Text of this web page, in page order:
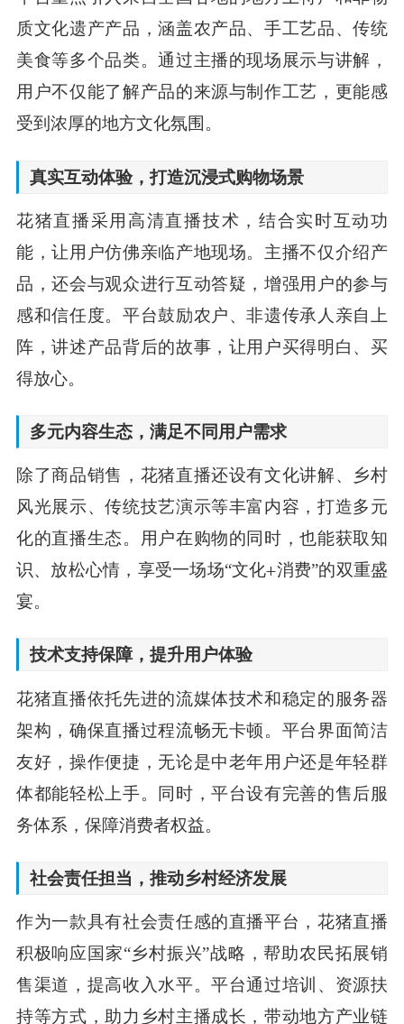
质文化遗产产品，涵盖农产品、手工艺品、传统
美食等多个品类。通过主播的现场展示与讲解，
用户不仅能了解产品的来源与制作工艺，更能感
受到浓厚的地方文化氛围。
真实互动体验，打造沉浸式购物场景
花猪直播采用高清直播技术，结合实时互动功
能，让用户仿佛亲临产地现场。主播不仅介绍产
品，还会与观众进行互动答疑，增强用户的参与
感和信任度。平台鼓励农户、非遗传承人亲自上
阵，讲述产品背后的故事，让用户买得明白、买
得放心。
多元内容生态，满足不同用户需求
除了商品销售，花猪直播还设有文化讲解、乡村
风光展示、传统技艺演示等丰富内容，打造多元
化的直播生态。用户在购物的同时，也能获取知
识、放松心情，享受一场场“文化+消费”的双重盛
宴。
技术支持保障，提升用户体验
花猪直播依托先进的流媒体技术和稳定的服务器
架构，确保直播过程流畅无卡顿。平台界面简洁
友好，操作便捷，无论是中老年用户还是年轻群
体都能轻松上手。同时，平台设有完善的售后服
务体系，保障消费者权益。
社会责任担当，推动乡村经济发展
作为一款具有社会责任感的直播平台，花猪直播
积极响应国家“乡村振兴”战略，帮助农民拓展销
售渠道，提高收入水平。平台通过培训、资源扶
持等方式，助力乡村主播成长，带动地方产业链